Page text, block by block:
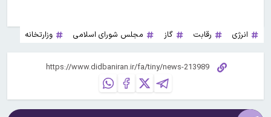
انرژی رقابت گاز مجلس شورای اسلامی وزارتخانه